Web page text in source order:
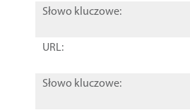
Słowo kluczowe:
URL:
Słowo kluczowe: